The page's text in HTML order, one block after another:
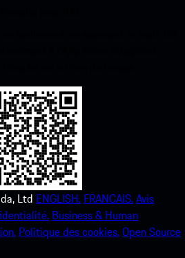
Ltd ENGLISH. FRANCAIS.Avis
Business & Human
Politique des cookies.Open Source